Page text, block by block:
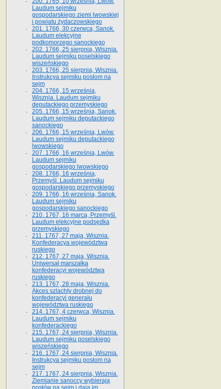
Laudum sejmiku
gospodarskiego ziemi lwowskiej
i powiatu żydaczowskiego
201. 1766, 30 czerwca, Sanok.
Laudum elekcyjne
podkomorzego sanockiego
202. 1766, 25 sierpnia, Wisznia.
Laudum sejmiku poselskiego
wiszeńskiego
203. 1766, 25 sierpnia, Wisznia.
Instrukcya sejmiku posłom na
sejm
204. 1766, 15 września,
Wisznia. Laudum sejmiku
deputackiego przemyskiego
205. 1766, 15 września, Sanok.
Laudum sejmiku deputackiego
sanockiego
206. 1766, 15 września, Lwów.
Laudum sejmiku deputackiego
lwowskiego
207. 1766, 16 września, Lwów.
Laudum sejmiku
gospodarskiego lwowskiego
208. 1766, 16 września,
Przemyśl. Laudum sejmiku
gospodarskiego przemyskiego
209. 1766, 16 września, Sanok.
Laudum sejmiku
gospodarskiego sanockiego
210. 1767, 16 marca, Przemyśl.
Laudum elekcyjne podsędka
przemyskiego
211. 1767, 27 maja, Wisznia.
Konfederacya województwa
ruskiego
212. 1767, 27 maja, Wisznia.
Uniwersał marszałka
konfederacyi województwa
ruskiego
213. 1767, 28 maja, Wisznia.
Akces szlachty drobnej do
konfederacyi generału
województwa ruskiego
214. 1767, 4 czerwca, Wisznia.
Laudum sejmiku
konfederackiego
215. 1767, 24 sierpnia, Wisznia.
Laudum sejmiku poselskiego
wiszeńskiego
216. 1767, 24 sierpnia, Wisznia.
Instrukcya sejmiku posłom na
sejm
217. 1767, 24 sierpnia, Wisznia.
Ziemianie sanoccy wybierają
posłów na sejm i dają im